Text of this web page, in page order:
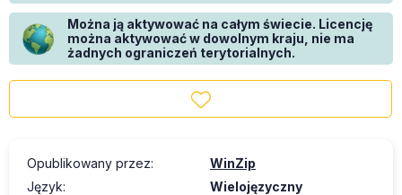
Można ją aktywować na całym świecie. Licencję
można aktywować w dowolnym kraju, nie ma
żadnych ograniczeń terytorialnych.
Opublikowany przez:
WinZip
Język:
Wielojęzyczny